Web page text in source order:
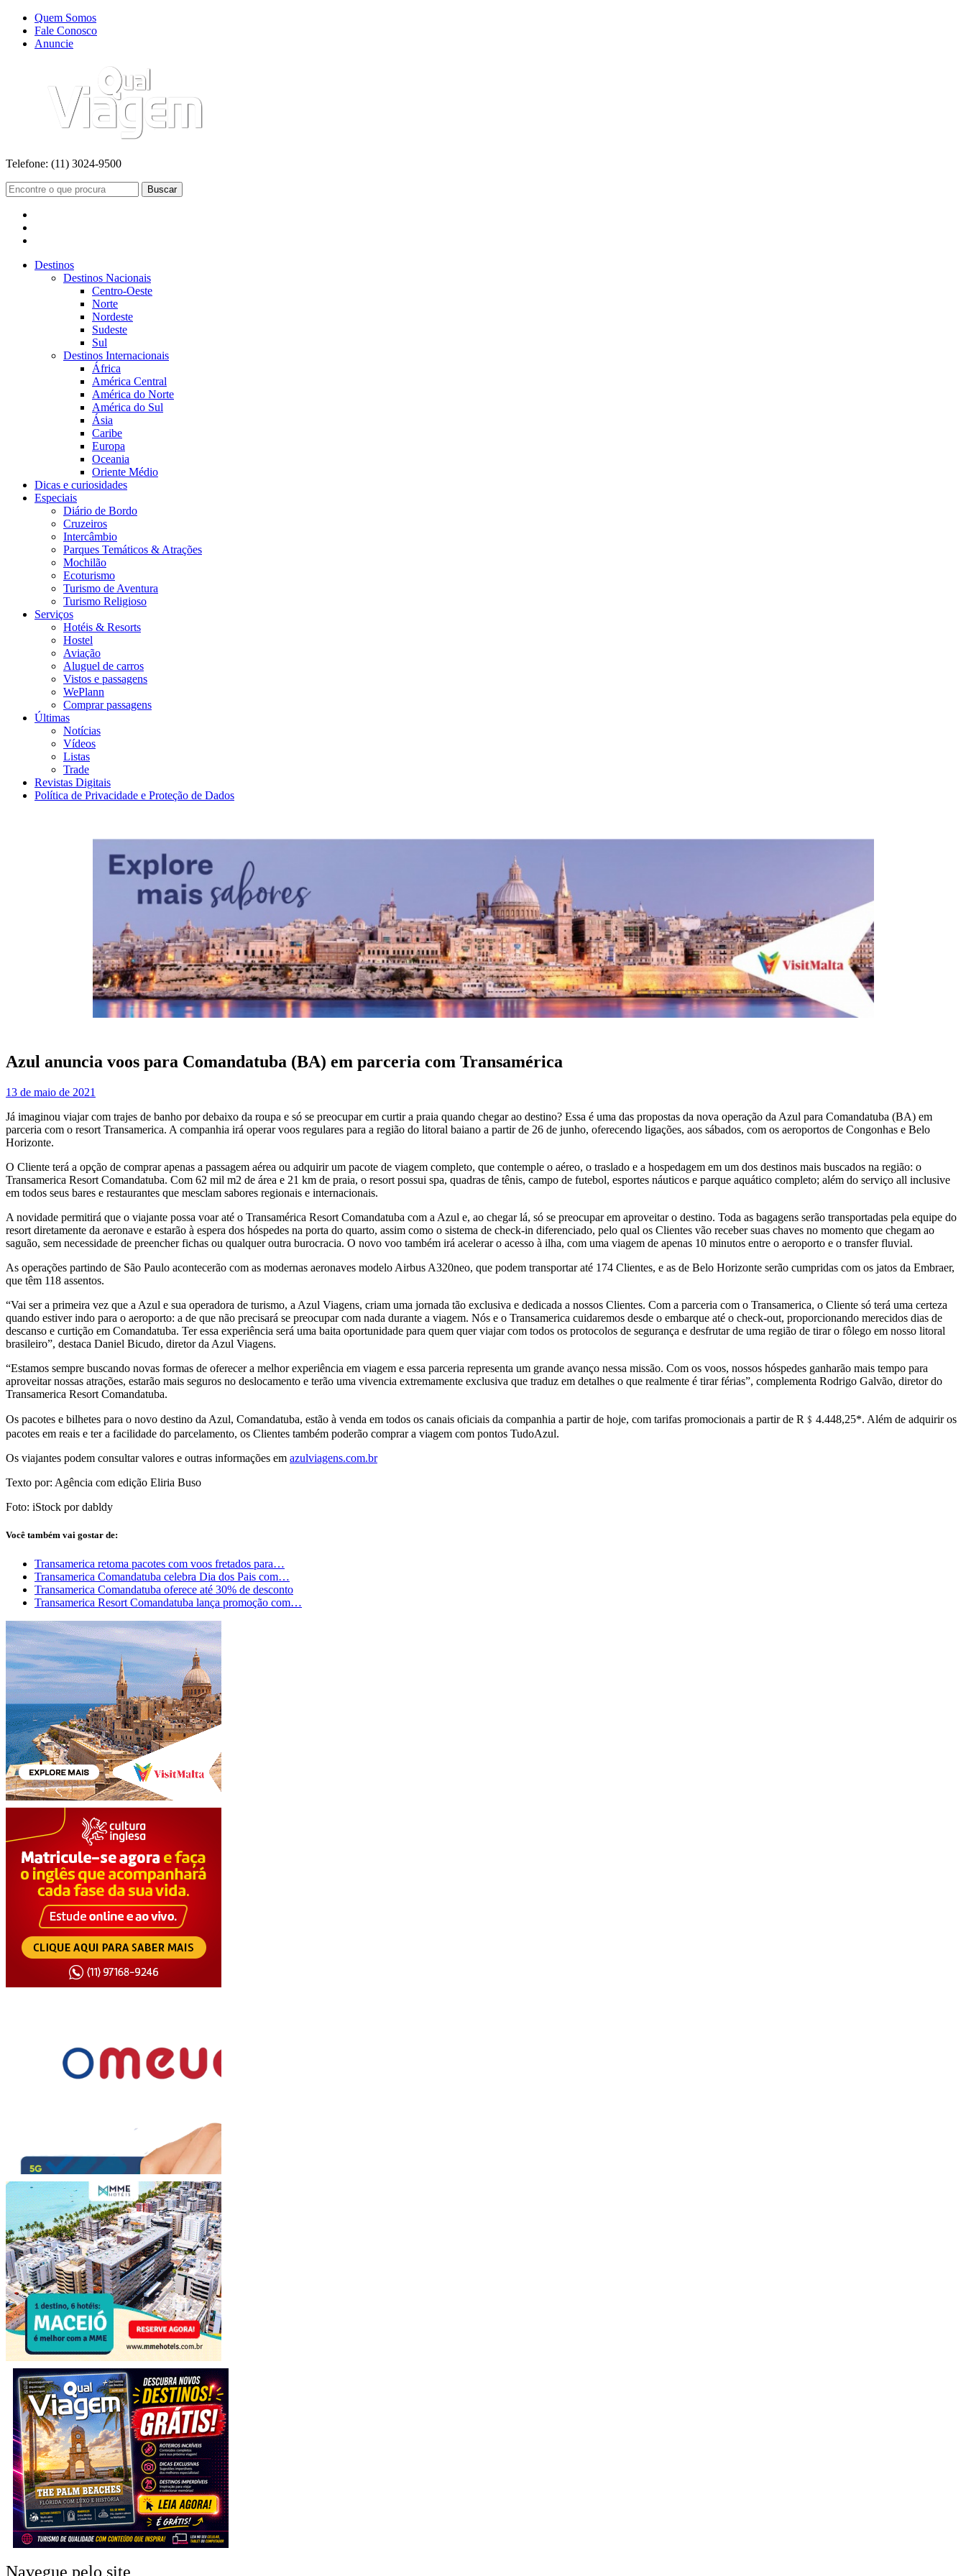
Quem Somos
Fale Conosco
Anuncie
Telefone: (11) 3024-9500
Buscar
Destinos
Destinos Nacionais
Centro-Oeste
Norte
Nordeste
Sudeste
Sul
Destinos Internacionais
África
América Central
América do Norte
América do Sul
Ásia
Caribe
Europa
Oceania
Oriente Médio
Dicas e curiosidades
Especiais
Diário de Bordo
Cruzeiros
Intercâmbio
Parques Temáticos & Atrações
Mochilão
Ecoturismo
Turismo de Aventura
Turismo Religioso
Serviços
Hotéis & Resorts
Hostel
Aviação
Aluguel de carros
Vistos e passagens
WePlann
Comprar passagens
Últimas
Notícias
Vídeos
Listas
Trade
Revistas Digitais
Política de Privacidade e Proteção de Dados
Azul anuncia voos para Comandatuba (BA) em parceria com Transamérica
13 de maio de 2021
Já imaginou viajar com trajes de banho por debaixo da roupa e só se preocupar em curtir a praia quando chegar ao destino? Essa é uma das propostas da nova operação da Azul para Comandatuba (BA) em
parceria com o resort Transamerica. A companhia irá operar voos regulares para a região do litoral baiano a partir de 26 de junho, oferecendo ligações, aos sábados, com os aeroportos de Congonhas e Belo
Horizonte.
O Cliente terá a opção de comprar apenas a passagem aérea ou adquirir um pacote de viagem completo, que contemple o aéreo, o traslado e a hospedagem em um dos destinos mais buscados na região: o
Transamerica Resort Comandatuba. Com 62 mil m2 de área e 21 km de praia, o resort possui spa, quadras de tênis, campo de futebol, esportes náuticos e parque aquático completo; além do serviço all inclusive
em todos seus bares e restaurantes que mesclam sabores regionais e internacionais.
A novidade permitirá que o viajante possa voar até o Transamérica Resort Comandatuba com a Azul e, ao chegar lá, só se preocupar em aproveitar o destino. Toda as bagagens serão transportadas pela equipe do
resort diretamente da aeronave e estarão à espera dos hóspedes na porta do quarto, assim como o sistema de check-in diferenciado, pelo qual os Clientes vão receber suas chaves no momento que chegam ao
saguão, sem necessidade de preencher fichas ou qualquer outra burocracia. O novo voo também irá acelerar o acesso à ilha, com uma viagem de apenas 10 minutos entre o aeroporto e o transfer fluvial.
As operações partindo de São Paulo acontecerão com as modernas aeronaves modelo Airbus A320neo, que podem transportar até 174 Clientes, e as de Belo Horizonte serão cumpridas com os jatos da Embraer,
que têm 118 assentos.
“Vai ser a primeira vez que a Azul e sua operadora de turismo, a Azul Viagens, criam uma jornada tão exclusiva e dedicada a nossos Clientes. Com a parceria com o Transamerica, o Cliente só terá uma certeza
quando estiver indo para o aeroporto: a de que não precisará se preocupar com nada durante a viagem. Nós e o Transamerica cuidaremos desde o embarque até o check-out, proporcionando merecidos dias de
descanso e curtição em Comandatuba. Ter essa experiência será uma baita oportunidade para quem quer viajar com todos os protocolos de segurança e desfrutar de uma região de tirar o fôlego em nosso litoral
brasileiro”, destaca Daniel Bicudo, diretor da Azul Viagens.
“Estamos sempre buscando novas formas de oferecer a melhor experiência em viagem e essa parceria representa um grande avanço nessa missão. Com os voos, nossos hóspedes ganharão mais tempo para
aproveitar nossas atrações, estarão mais seguros no deslocamento e terão uma vivencia extremamente exclusiva que traduz em detalhes o que realmente é tirar férias”, complementa Rodrigo Galvão, diretor do
Transamerica Resort Comandatuba.
Os pacotes e bilhetes para o novo destino da Azul, Comandatuba, estão à venda em todos os canais oficiais da companhia a partir de hoje, com tarifas promocionais a partir de R﹩4.448,25*. Além de adquirir os
pacotes em reais e ter a facilidade do parcelamento, os Clientes também poderão comprar a viagem com pontos TudoAzul.
Os viajantes podem consultar valores e outras informações em azulviagens.com.br
Texto por: Agência com edição Eliria Buso
Foto: iStock por dabldy
Você também vai gostar de:
Transamerica retoma pacotes com voos fretados para…
Transamerica Comandatuba celebra Dia dos Pais com…
Transamerica Comandatuba oferece até 30% de desconto
Transamerica Resort Comandatuba lança promoção com…
Navegue pelo site